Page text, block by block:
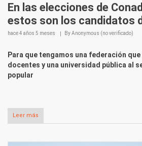
En las elecciones de
estos son los candidatos
hace4 años 5 meses ByAnonymous (no verificado)
Para que tengamos una federación
docentes y una universidad pública al
popular
Leer más